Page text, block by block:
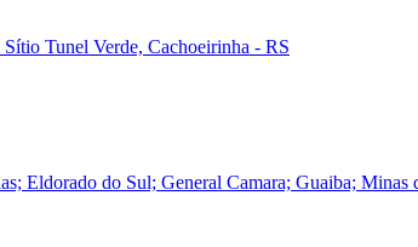
Tunel Verde, Cachoeirinha - RS
Eldorado do Sul; General Camara; Guaiba;